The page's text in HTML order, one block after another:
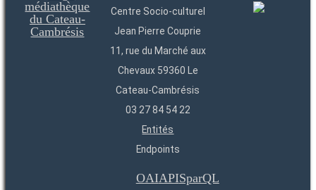
Centre Socio-culturel
Jean Pierre Couprie
11, rue du Marché aux
Chevaux 59360 Le
Cateau-Cambrésis
03 27 84 54 22
Entités
Endpoints
OAIAPISparQL